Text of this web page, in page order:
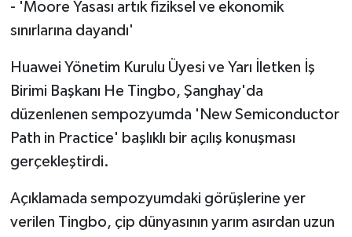
- 'Moore Yasası artık fiziksel ve ekonomik
sınırlarına dayandı'
Huawei Yönetim Kurulu Üyesi ve Yarı İletken İş
Birimi Başkanı He Tingbo, Şanghay'da
düzenlenen sempozyumda 'New Semiconductor
Path in Practice' başlıklı bir açılış konuşması
gerçekleştirdi.
Açıklamada sempozyumdaki görüşlerine yer
verilen Tingbo, çip dünyasının yarım asırdan uzun